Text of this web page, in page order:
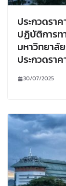
ประกวดรา
ปฏิบัติการท
มหาวิทยาลั
ประกวดรา
30/07/2025